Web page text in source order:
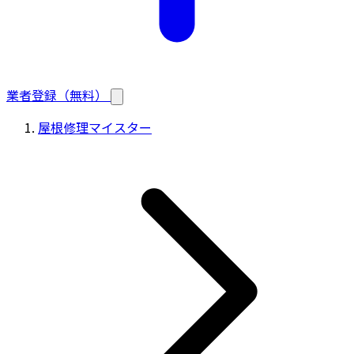
業者登録（無料）
屋根修理マイスター